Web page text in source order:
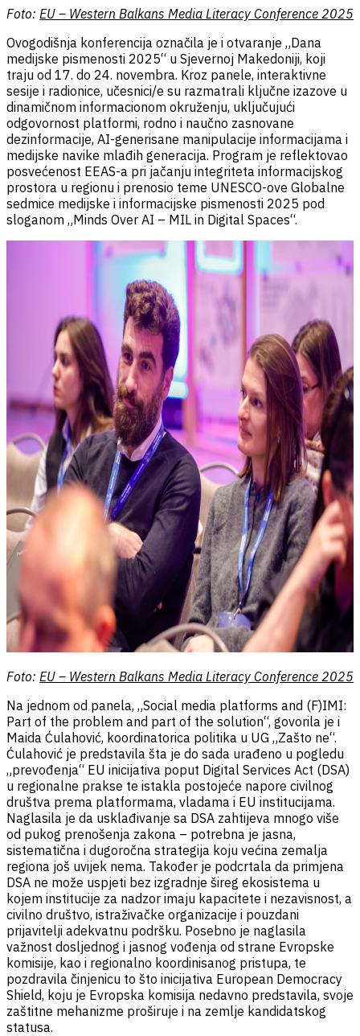
Foto: EU – Western Balkans Media Literacy Conference 2025
Ovogodišnja konferencija označila je i otvaranje „Dana
medijske pismenosti 2025“ u Sjevernoj Makedoniji, koji
traju od 17. do 24. novembra. Kroz panele, interaktivne
sesije i radionice, učesnici/e su razmatrali ključne izazove u
dinamičnom informacionom okruženju, uključujući
odgovornost platformi, rodno i naučno zasnovane
dezinformacije, AI-generisane manipulacije informacijama i
medijske navike mlađih generacija. Program je reflektovao
posvećenost EEAS-a pri jačanju integriteta informacijskog
prostora u regionu i prenosio teme UNESCO-ove Globalne
sedmice medijske i informacijske pismenosti 2025 pod
sloganom „Minds Over AI – MIL in Digital Spaces“.
Foto: EU – Western Balkans Media Literacy Conference 2025
Na jednom od panela, „Social media platforms and (F)IMI:
Part of the problem and part of the solution“, govorila je i
Maida Ćulahović, koordinatorica politika u UG „Zašto ne“.
Ćulahović je predstavila šta je do sada urađeno u pogledu
„prevođenja“ EU inicijativa poput Digital Services Act (DSA)
u regionalne prakse te istakla postojeće napore civilnog
društva prema platformama, vladama i EU institucijama.
Naglasila je da usklađivanje sa DSA zahtijeva mnogo više
od pukog prenošenja zakona – potrebna je jasna,
sistematična i dugoročna strategija koju većina zemalja
regiona još uvijek nema. Također je podcrtala da primjena
DSA ne može uspjeti bez izgradnje šireg ekosistema u
kojem institucije za nadzor imaju kapacitete i nezavisnost, a
civilno društvo, istraživačke organizacije i pouzdani
prijavitelji adekvatnu podršku. Posebno je naglasila
važnost dosljednog i jasnog vođenja od strane Evropske
komisije, kao i regionalno koordinisanog pristupa, te
pozdravila činjenicu to što inicijativa European Democracy
Shield, koju je Evropska komisija nedavno predstavila, svoje
zaštitne mehanizme proširuje i na zemlje kandidatskog
statusa.